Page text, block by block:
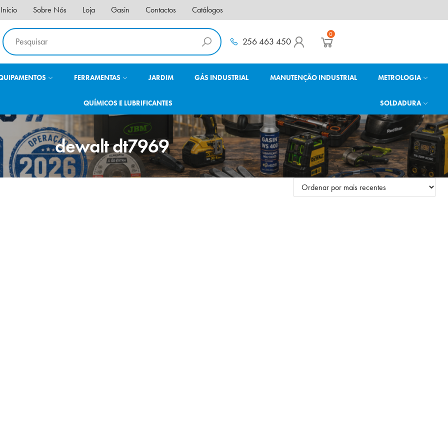
Início Sobre Nós Loja Gasin Contactos Catálogos
256 463 450
0
FERRAMENTAS JARDIM GÁS INDUSTRIAL MANUTENÇÃO INDUSTRIAL METROLOGIA
QUÍMICOS E LUBRIFICANTES SOLDADURA
dewalt dt7969